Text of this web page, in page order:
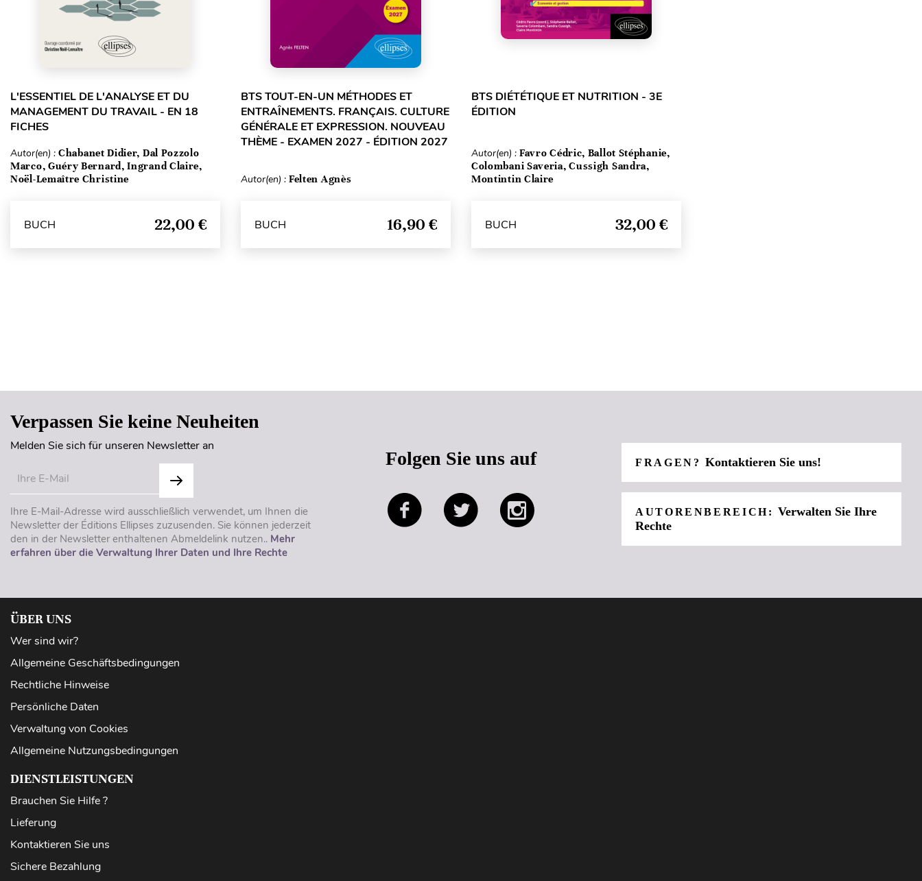
L'ESSENTIEL DE L'ANALYSE ET DU
MANAGEMENT DU TRAVAIL - EN 18
FICHES
Autor(en) : Chabanet Didier, Dal Pozzolo
Marco, Guéry Bernard, Ingrand Claire,
Noël-Lemaître Christine
BUCH 22,00 €
BTS TOUT-EN-UN MÉTHODES ET
ENTRAÎNEMENTS. FRANÇAIS. CULTURE
GÉNÉRALE ET EXPRESSION. NOUVEAU
THÈME - EXAMEN 2027 - ÉDITION 2027
Autor(en) : Felten Agnès
BUCH 16,90 €
BTS DIÉTÉTIQUE ET NUTRITION - 3E
ÉDITION
Autor(en) : Favro Cédric, Ballot Stéphanie,
Colombani Saveria, Cussigh Sandra,
Montintin Claire
BUCH 32,00 €
Verpassen Sie keine Neuheiten
Melden Sie sich für unseren Newsletter an
Ihre E-Mail-Adresse wird ausschließlich verwendet, um Ihnen die
Newsletter der Éditions Ellipses zuzusenden. Sie können jederzeit
den in der Newsletter enthaltenen Abmeldelink nutzen.. Mehr
erfahren über die Verwaltung Ihrer Daten und Ihre Rechte
Folgen Sie uns auf FRAGEN?Kontaktieren Sie uns!
AUTORENBEREICH:Verwalten Sie Ihre
Rechte
ÜBER UNS
Wer sind wir?
Allgemeine Geschäftsbedingungen
Rechtliche Hinweise
Persönliche Daten
Verwaltung von Cookies
Allgemeine Nutzungsbedingungen
DIENSTLEISTUNGEN
Brauchen Sie Hilfe ?
Lieferung
Kontaktieren Sie uns
Sichere Bezahlung